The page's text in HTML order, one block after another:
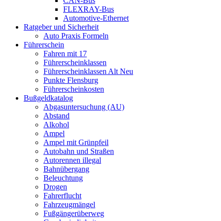
FLEXRAY-Bus
Automotive-Ethernet
Ratgeber und Sicherheit
Auto Praxis Formeln
Führerschein
Fahren mit 17
Führerscheinklassen
Führerscheinklassen Alt Neu
Punkte Flensburg
Führerscheinkosten
Bußgeldkatalog
Abgasuntersuchung (AU)
Abstand
Alkohol
Ampel
Ampel mit Grünpfeil
Autobahn und Straßen
Autorennen illegal
Bahnübergang
Beleuchtung
Drogen
Fahrerflucht
Fahrzeugmängel
Fußgängerüberweg